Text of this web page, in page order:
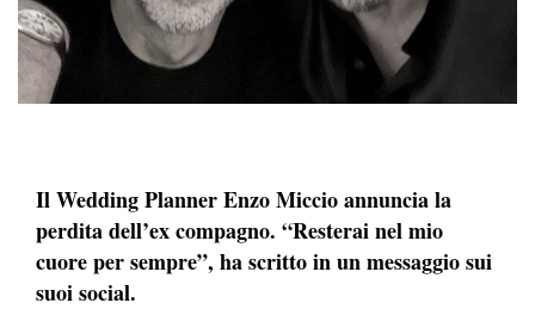
Il Wedding Planner Enzo Miccio annuncia la
perdita dell’ex compagno. “Resterai nel mio
cuore per sempre”, ha scritto in un messaggio sui
suoi social.